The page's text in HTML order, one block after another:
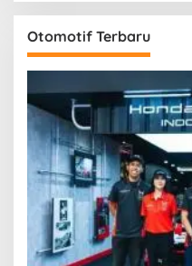
Otomotif Terbaru